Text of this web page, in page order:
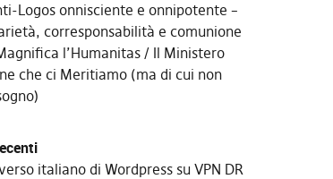
Logos onnisciente e onnipotente –
corresponsabilità e comunione
l’Humanitas
Il Ministero
che ci Meritiamo (ma di cui non
italiano di Wordpresssu VPN DR